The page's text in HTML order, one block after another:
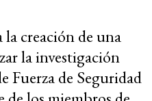
la creación de una
la investigación
Fuerza de Seguridad